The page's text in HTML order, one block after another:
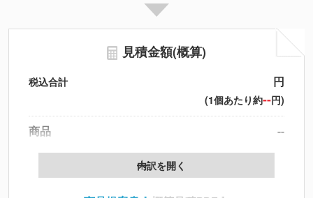
見積金額(概算)
税込合計 円
(1個あたり約--円)
商品
--
製版代
印刷代
内訳を開く